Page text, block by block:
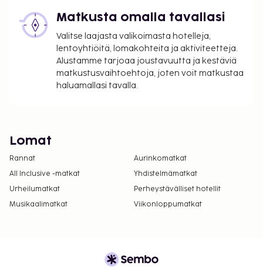
Matkusta omalla tavallasi
Valitse laajasta valikoimasta hotelleja,
lentoyhtiöitä, lomakohteita ja aktiviteetteja.
Alustamme tarjoaa joustavuutta ja kestäviä
matkustusvaihtoehtoja, joten voit matkustaa
haluamallasi tavalla.
Lomat
Rannat
Aurinkomatkat
All Inclusive -matkat
Yhdistelmämatkat
Urheilumatkat
Perheystävälliset hotellit
Musikaalimatkat
Viikonloppumatkat